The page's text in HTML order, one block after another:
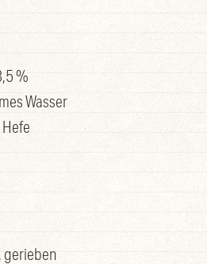
%
Wasser
gerieben